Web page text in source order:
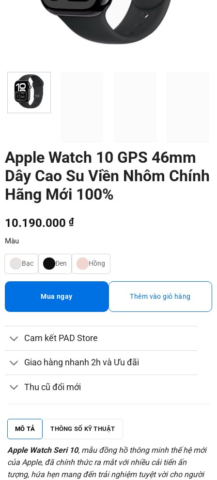
Apple Watch 10 GPS 46mm
Dây Cao Su Viền Nhôm Chính
Hãng Mới 100%
10.190.000 ₫
Màu
Bạc Đen Hồng
Thêm vào giỏ hàng
Mua ngay
Cam kết PAD Store
Giao hàng nhanh 2h và Ưu đãi
Thu cũ đổi mới
MÔ TẢ THÔNG SỐ KỸ THUẬT
Apple Watch Seri 10, mẫu đồng hồ thông minh thế hệ mới
của Apple, đã chính thức ra mắt với nhiều cải tiến ấn
tượng, hứa hẹn mang đến trải nghiệm tuyệt vời cho người